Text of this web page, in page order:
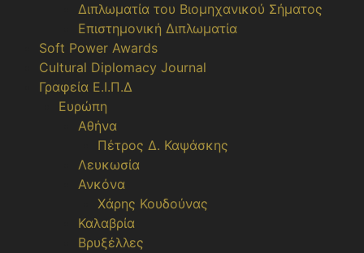
Διπλωματία του Βιομηχανικού Σήματος
Επιστημονική Διπλωματία
Soft Power Awards
Cultural Diplomacy Journal
Γραφεία Ε.Ι.Π.Δ
Ευρώπη
Αθήνα
Πέτρος Δ. Καψάσκης
Λευκωσία
Ανκόνα
Χάρης Κουδούνας
Καλαβρία
Βρυξέλλες